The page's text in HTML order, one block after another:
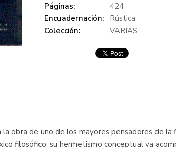
Páginas:
424
Encuadernación:
Rústica
Colección:
VARIAS
la obra de uno de los mayores pensadores de
filosófico; su hermetismo conceptual va